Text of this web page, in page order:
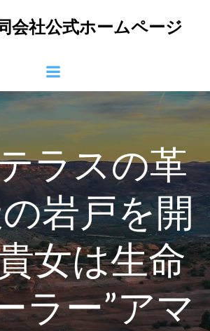
ン
ツ
へ
プ
会社公式ホームページ
ラスの革
岩戸を開
女は生命
ラー”アマ